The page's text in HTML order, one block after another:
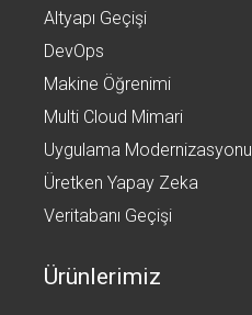
Altyapı Geçişi
DevOps
Makine Öğrenimi
Multi Cloud Mimari
Uygulama Modernizasyonu
Üretken Yapay Zeka
Veritabanı Geçişi
Ürünlerimiz